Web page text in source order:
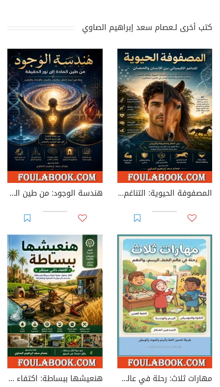
كتب أخرى لـعصام سعد إبراهيم الصاوي
المصفوفة الحيوية: التناغم الكيميائي بين الإنسان والحصان هندسة الوجود: من طين المادة إلى نور الحقيقة
مهارات ثلاث: رحلة في عالم الخط، الرسم، والنغم هنعيشها ببساطة: اكتفاء ذاتي مبتكر